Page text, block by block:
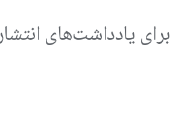
180509 - Apigee Edge برای یادداشت‌های انتشار